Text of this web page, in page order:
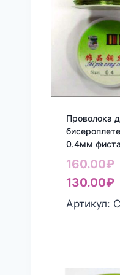
Проволока
0.4мм
160.00₽
130.00₽
Артикул: